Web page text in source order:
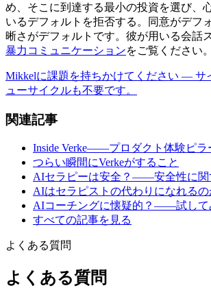
め、そこに到達する最小の投資を選び、
いるデフォルトを拒否する。同意がデフ
晰さがデフォルトです。彼が用いる会話
暴力コミュニケーションをご覧ください。
Mikkelに課題を持ちかけてください — サ
ューサイクルも不要です。
関連記事
Inside Verke——プロダクト体験ピラ
つらい瞬間にVerkeがすること
AIセラピーは安全？——安全性に関
AIはセラピストの代わりになれるの
AIコーチングに懐疑的？——試して
すべての記事を見る
よくある質問
よくある質問